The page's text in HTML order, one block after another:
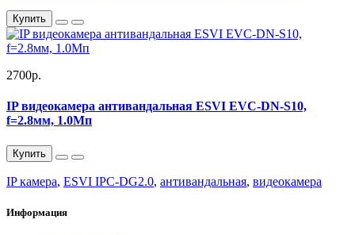
Купить
2700р.
IP видеокамера антивандальная ESVI EVC-DN-S10,
f=2.8мм, 1.0Мп
Купить
IP камера, ESVI IPC-DG2.0, антивандальная, видеокамера
Информация